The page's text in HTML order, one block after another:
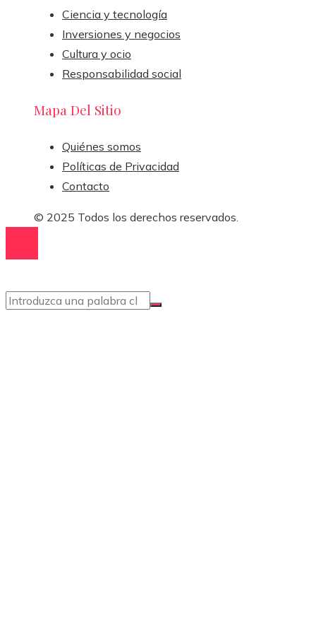
Ciencia y tecnología
Inversiones y negocios
Cultura y ocio
Responsabilidad social
Mapa Del Sitio
Quiénes somos
Políticas de Privacidad
Contacto
© 2025 Todos los derechos reservados.